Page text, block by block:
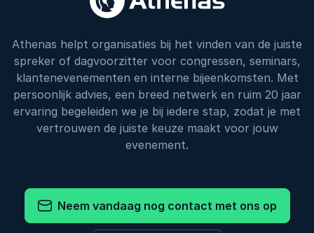
Athenas helpt organisaties bij het vinden van de juiste
spreker of dagvoorzitter voor congressen, seminars,
klantenevenementen en interne bijeenkomsten. Met
persoonlijk advies, een breed netwerk en ruim 20 jaar
ervaring begeleiden we je bij iedere stap, zodat je met
vertrouwen de juiste keuze maakt voor jouw
evenement.
Neem vandaag nog contact met ons op